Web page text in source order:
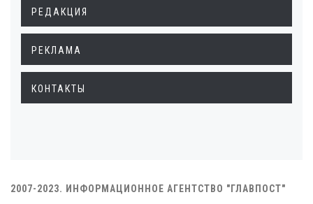
РЕДАКЦИЯ
РЕКЛАМА
КОНТАКТЫ
2007-2023. ИНФОРМАЦИОННОЕ АГЕНТСТВО "ГЛАВПОСТ"